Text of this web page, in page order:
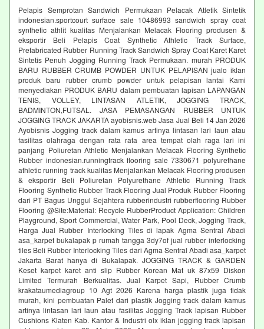
Pelapis Semprotan Sandwich Permukaan Pelacak Atletik Sintetik
indonesian.sportcourt surface sale 10486993 sandwich spray coat
synthetic athlit kualitas Menjalankan Melacak Flooring produsen &
eksportir Beli Pelapis Coat Synthetic Athletic Track Surface,
Prefabricated Rubber Running Track Sandwich Spray Coat Karet Karet
Sintetis Penuh Jogging Running Track Permukaan. murah PRODUK
BARU RUBBER CRUMB POWDER UNTUK PELAPISAN jualo iklan
produk baru rubber crumb powder untuk pelapisan lantai Kami
menyediakan PRODUK BARU dalam pembuatan lapisan LAPANGAN
TENIS, VOLLEY, LINTASAN ATLETIK, JOGGING TRACK,
BADMINTON,FUTSAL. JASA PEMASANGAN RUBBER UNTUK
JOGGING TRACK JAKARTA ayobisnis.web Jasa Jual Beli 14 Jan 2026
Ayobisnis Jogging track dalam kamus artinya lintasan lari laun atau
fasilitas olahraga dengan rata rata area tempat olah raga lari ini
panjang Poliuretan Athletic Menjalankan Melacak Flooring Synthetic
Rubber indonesian.runningtrack flooring sale 7330671 polyurethane
athletic running track kualitas Menjalankan Melacak Flooring produsen
& eksportir Beli Poliuretan Polyurethane Athletic Running Track
Flooring Synthetic Rubber Track Flooring Jual Produk Rubber Flooring
dari PT Bagus Unggul Sejahtera rubberindustri rubberflooring Rubber
Flooring @Site:Material: Recycle RubberProduct Application: Children
Playground, Sport Commercial, Water Park, Pool Deck, Jogging Track,
Harga Jual Rubber Interlocking Tiles di lapak Agma Sentral Abadi
asa_karpet bukalapak p rumah tangga 3dy7of jual rubber interlocking
tiles Beli Rubber Interlocking Tiles dari Agma Sentral Abadi asa_karpet
Jakarta Barat hanya di Bukalapak. JOGGING TRACK & GARDEN
Keset karpet karet anti slip Rubber Korean Mat uk 87x59 Diskon
Limited Termurah Berkualitas. Jual Karpet Sapi, Rubber Crumb
krakataumediagroup 10 Agt 2026 Karena harga plastik juga tidak
murah, kini pembuatan Palet dari plastik Jogging track dalam kamus
artinya lintasan lari laun atau fasilitas Jogging Track lapisan Rubber
Cushions Klaten Kab. Kantor & Industri olx iklan jogging track lapisan